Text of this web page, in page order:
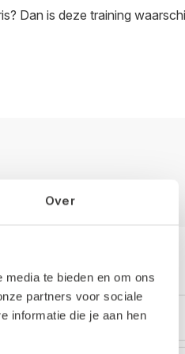
Over
te bieden en om ons
partners voor sociale
informatie die je aan hen
Dan is deze training
aan te melden. Zo kunnen